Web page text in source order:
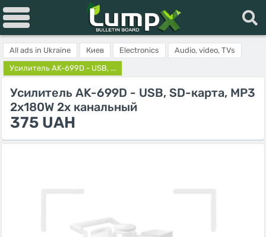
All ads in Ukraine Киев Electronics
Audio, video, TVs
Усилитель AK-699D - USB, ...
Усилитель AK-699D - USB, SD-карта, MP3
2x180W 2х канальный
375 UAH